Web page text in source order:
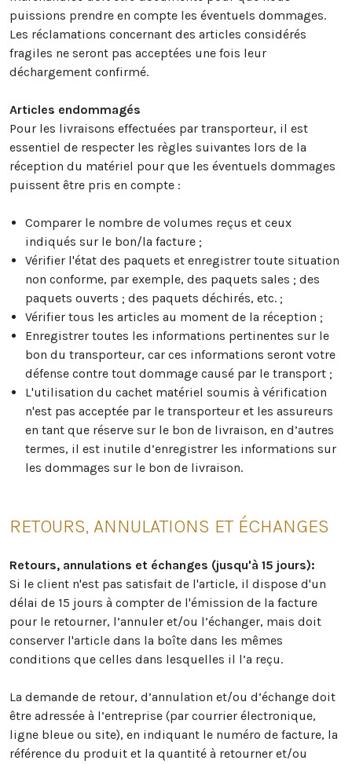
puissions prendre en compte les éventuels dommages.
Les réclamations concernant des articles considérés
fragiles ne seront pas acceptées une fois leur
déchargement confirmé.
Articles endommagés
Pour les livraisons effectuées par transporteur, il est
essentiel de respecter les règles suivantes lors de la
réception du matériel pour que les éventuels dommages
puissent être pris en compte :
Comparer le nombre de volumes reçus et ceux
indiqués sur le bon/la facture ;
Vérifier l'état des paquets et enregistrer toute situation
non conforme, par exemple, des paquets sales ; des
paquets ouverts ; des paquets déchirés, etc. ;
Vérifier tous les articles au moment de la réception ;
Enregistrer toutes les informations pertinentes sur le
bon du transporteur, car ces informations seront votre
défense contre tout dommage causé par le transport ;
L'utilisation du cachet matériel soumis à vérification
n'est pas acceptée par le transporteur et les assureurs
en tant que réserve sur le bon de livraison, en d’autres
termes, il est inutile d’enregistrer les informations sur
les dommages sur le bon de livraison.
RETOURS, ANNULATIONS ET ÉCHANGES
Retours, annulations et échanges (jusqu'à 15 jours):
Si le client n'est pas satisfait de l'article, il dispose d'un
délai de 15 jours à compter de l'émission de la facture
pour le retourner, l’annuler et/ou l’échanger, mais doit
conserver l'article dans la boîte dans les mêmes
conditions que celles dans lesquelles il l’a reçu.
La demande de retour, d’annulation et/ou d’échange doit
être adressée à l’entreprise (par courrier électronique,
ligne bleue ou site), en indiquant le numéro de facture, la
référence du produit et la quantité à retourner et/ou